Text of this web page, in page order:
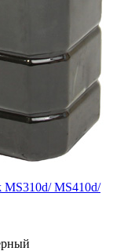
MS410d/